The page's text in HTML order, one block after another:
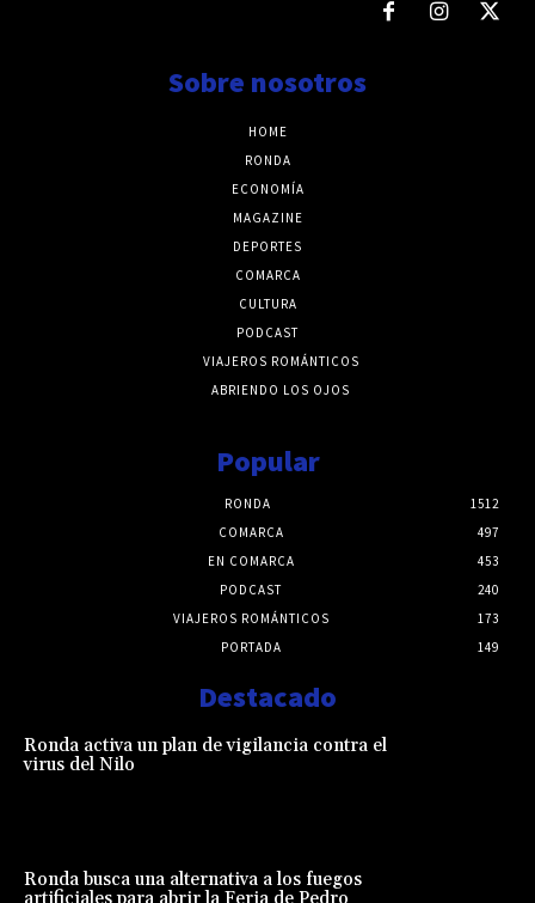
Sobre nosotros
HOME
RONDA
ECONOMÍA
MAGAZINE
DEPORTES
COMARCA
CULTURA
PODCAST
VIAJEROS ROMÁNTICOS
ABRIENDO LOS OJOS
Popular
RONDA
1512
COMARCA
497
EN COMARCA
453
PODCAST
240
VIAJEROS ROMÁNTICOS
173
PORTADA
149
Destacado
Ronda activa un plan de vigilancia contra el
virus del Nilo
Ronda busca una alternativa a los fuegos